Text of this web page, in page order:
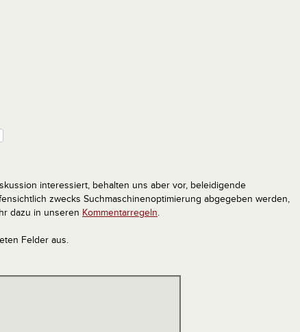
interessiert, behalten uns aber vor, beleidigende
zwecks Suchmaschinenoptimierung abgegeben werden,
dazu in unseren Kommentarregeln.
Felder aus.